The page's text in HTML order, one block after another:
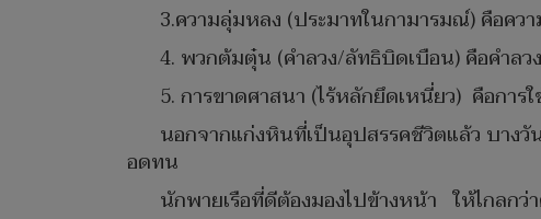
3.ความลุ่มหลง (ประมาทในกามารมณ์) คือคว
4. พวกต้มตุ๋น (คำลวง/ลัทธิบิดเบือน) คือคำลว
5. การขาดศาสนา (ไร้หลักยึดเหนี่ยว) คือการ
นอกจากแก่งหินที่เป็นอุปสรรคชีวิตแล้ว บาง
อดทน
นักพายเรือที่ดีต้องมองไปข้างหน้า ให้ไกลกว่